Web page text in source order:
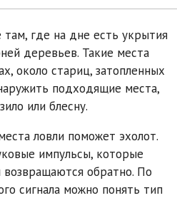
где на дне есть укрытия
деревьев. Такие места
около стариц, затопленных
подходящие места,
или блесну.
ловли поможет эхолот.
импульсы, которые
обратно. По
сигнала можно понять тип